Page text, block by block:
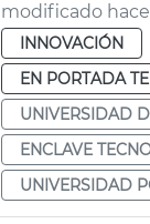
modificado hace
INNOVACIÓN
EN PORTADA
UNIVERSIDAD
ENCLAVE
UNIVERSIDAD